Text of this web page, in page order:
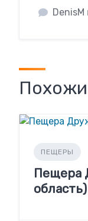
DenisM
ПЕЩЕРЫ
Пещера
область)